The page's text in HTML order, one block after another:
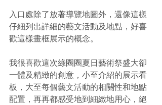
入口處除了放著導覽地圖外，還像這樣
仔細列出詳細的藝文活動及地點，好喜
歡這樣畫框展示的概念。
我很喜歡這次綠圈圈夏日藝術祭盛大卻
一體及精緻的創意，小至介紹的展示看
板，大至每個藝文活動的相關性和地點
配置，再再都感受地到細緻地用心，絕